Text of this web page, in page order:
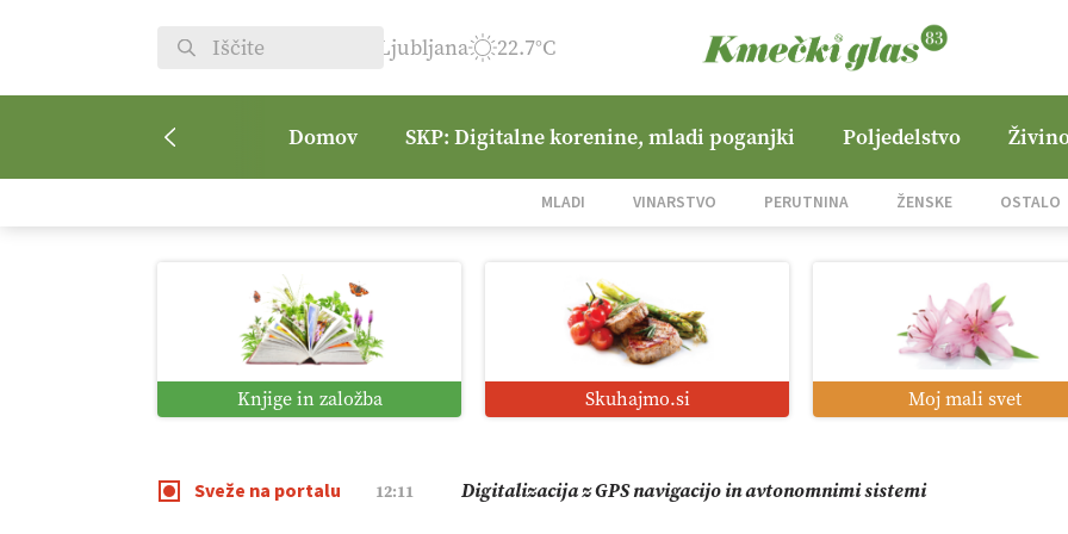
Ljubljana 22.7°C
Domov SKP: Digitalne korenine, mladi poganjki Poljedelstvo
MLADI VINARSTVO PERUTNINA ŽENSKE OSTALO
Knjige in založba Skuhajmo.si Moj mali svet
Sveže na portalu
08:50 Vrt Dvorjane Hills
01:38 Digitalno od satelita do prašičjega korita
12:11 Digitalizacija z GPS navigacijo in avtonomnimi sistemi
09:09 Pomagajmo družini Bregar po uničujočem požaru